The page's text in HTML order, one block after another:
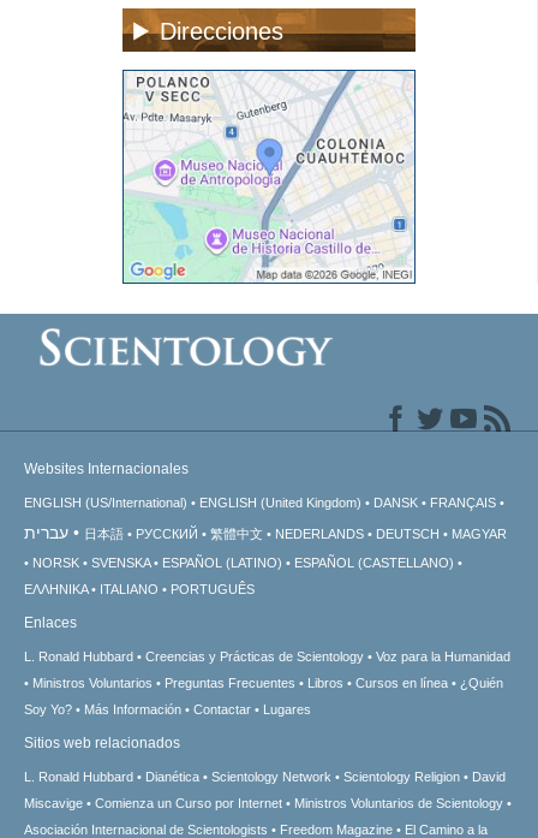
Direcciones
Websites Internacionales
ENGLISH (US/International) ENGLISH (United Kingdom) DANSK FRANÇAIS
עברית 日本語 РУССКИЙ 繁體中文 NEDERLANDS DEUTSCH
MAGYAR
NORSK
SVENSKA ESPAÑOL (LATINO)
ESPAÑOL (CASTELLANO)
ΕΛΛΗΝΙΚA
ITALIANO PORTUGUÊS
Enlaces
L. Ronald Hubbard Creencias y Prácticas de Scientology
Voz para la Humanidad
Ministros Voluntarios
Preguntas Frecuentes Libros Cursos en línea
¿Quién
Soy Yo?
Más Información Contactar Lugares
Sitios web relacionados
L. Ronald Hubbard Dianética Scientology Network Scientology Religion
David
Miscavige
Comienza un Curso por Internet
Ministros Voluntarios de Scientology
Asociación Internacional de Scientologists
Freedom Magazine El Camino a la